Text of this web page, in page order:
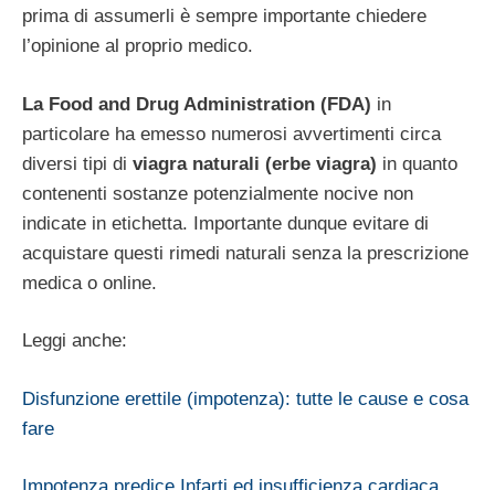
prima di assumerli è sempre importante chiedere
l’opinione al proprio medico.
La Food and Drug Administration (FDA) in
particolare ha emesso numerosi avvertimenti circa
diversi tipi di viagra naturali (erbe viagra) in quanto
contenenti sostanze potenzialmente nocive non
indicate in etichetta. Importante dunque evitare di
acquistare questi rimedi naturali senza la prescrizione
medica o online.
Leggi anche:
Disfunzione erettile (impotenza): tutte le cause e cosa
fare